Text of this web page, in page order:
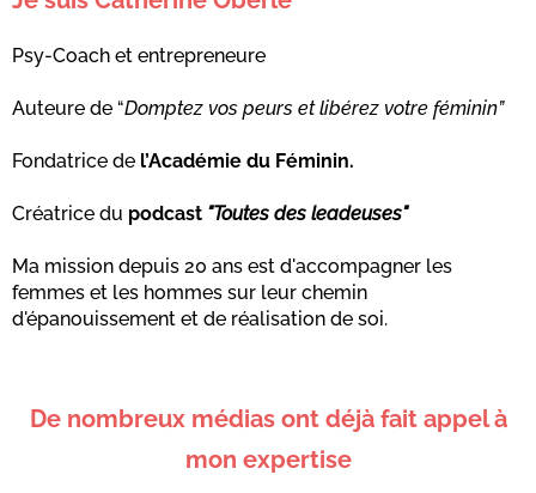
Psy-Coach et entrepreneure
Auteure de “Domptez vos peurs et libérez votre féminin”
Fondatrice de l’Académie du Féminin.
Créatrice du podcast "Toutes des leadeuses"
Ma mission depuis 20 ans est d'accompagner les
femmes et les hommes sur leur chemin
d'épanouissement et de réalisation de soi.
De nombreux médias ont déjà fait appel à
mon expertise